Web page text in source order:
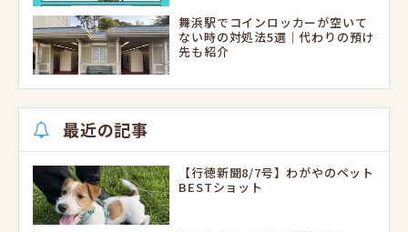
舞浜駅でコインロッカーが空いて
ない時の対処法5選｜代わりの預け
先も紹介
最近の記事
【行徳新聞8/7号】わがやのペット
BESTショット